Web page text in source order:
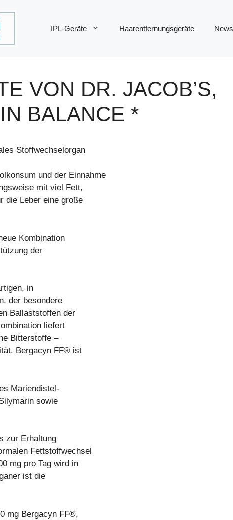
IPL-Geräte Haarentfernungsgeräte News
VON DR. JACOB’S,
BALANCE *
Stoffwechselorgan
und der Einnahme
mit viel Fett,
die Leber eine große
Kombination
der
in
der besondere
Ballaststoffen der
liefert
Bitterstoffe –
Bergacyn FF® ist
Mariendistel-
sowie
zur Erhaltung
Fettstoffwechsel
mg pro Tag wird in
ist die
mg Bergacyn FF®,